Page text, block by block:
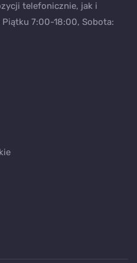
telefonicznie, jak i
Piątku 7:00-18:00, Sobota: